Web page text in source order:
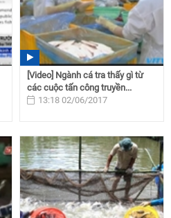
[Video] Ngành cá tra thấy gì từ
các cuộc tấn công truyền...
13:18 02/06/2017